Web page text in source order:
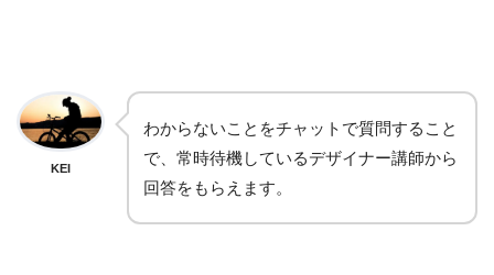
KEI
わからないことをチャットで質問すること
で、常時待機しているデザイナー講師から
回答をもらえます。